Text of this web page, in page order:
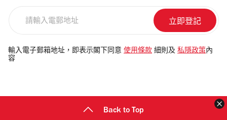
電
郵
輸入電子郵箱地址，即表示閣下同意 使用條款 細則及 私隱政策 內
容
Back to Top